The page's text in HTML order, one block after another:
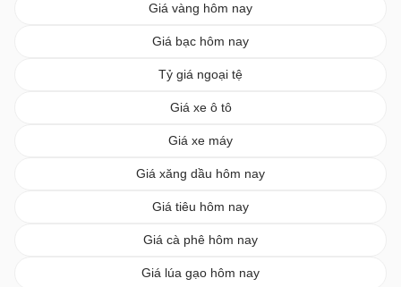
Giá vàng hôm nay
Giá bạc hôm nay
Tỷ giá ngoại tệ
Giá xe ô tô
Giá xe máy
Giá xăng dầu hôm nay
Giá tiêu hôm nay
Giá cà phê hôm nay
Giá lúa gạo hôm nay